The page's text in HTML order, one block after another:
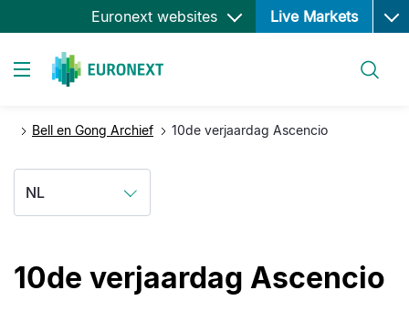
Overslaan
en
gaan
Euronext websites Live Markets Open
Bell en Gong Archief 10de verjaardag Ascencio
NL
10de verjaardag Ascencio